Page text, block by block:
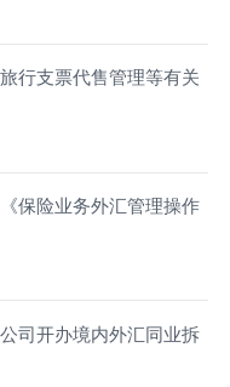
行支票代售管理等有关
保险业务外汇管理操作
司开办境内外汇同业拆